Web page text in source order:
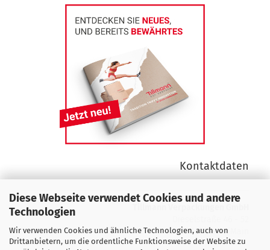
Diese Webseite verwendet Cookies und andere
Technologien
Wir verwenden Cookies und ähnliche Technologien, auch von
Drittanbietern, um die ordentliche Funktionsweise der Website zu
Kontaktdaten
D 63165 Mühlheim/Main